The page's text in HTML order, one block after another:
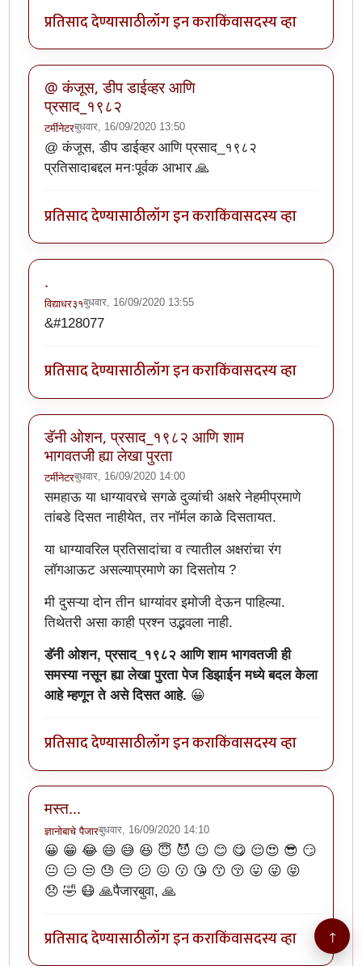
प्रतिसाद देण्यासाठीलॉग इन कराकिंवासदस्य व्हा
@ कंजूस, डीप डाईव्हर आणि
प्रसाद_१९८२
टर्मीनेटरबुधवार, 16/09/2020 13:50
@ कंजूस, डीप डाईव्हर आणि प्रसाद_१९८२
प्रतिसादाबद्दल मनःपूर्वक आभार 🙏
प्रतिसाद देण्यासाठीलॉग इन कराकिंवासदस्य व्हा
.
विद्याधर३१बुधवार, 16/09/2020 13:55
&#128077
प्रतिसाद देण्यासाठीलॉग इन कराकिंवासदस्य व्हा
डॅनी ओशन, प्रसाद_१९८२ आणि शाम
भागवतजी ह्या लेखा पुरता
टर्मीनेटरबुधवार, 16/09/2020 14:00
समहाऊ या धाग्यावरचे सगळे दुव्यांची अक्षरे नेहमीप्रमाणे
तांबडे दिसत नाहीयेत, तर नॉर्मल काळे दिसतायत.
या धाग्यावरिल प्रतिसादांचा व त्यातील अक्षरांचा रंग
लॉगआऊट असल्याप्रमाणे का दिसतोय ?
मी दुसऱ्या दोन तीन धाग्यांवर इमोजी देऊन पाहिल्या.
तिथेतरी असा काही प्रश्न उद्भवला नाही.
डॅनी ओशन, प्रसाद_१९८२ आणि शाम भागवतजी ही
समस्या नसून ह्या लेखा पुरता पेज डिझाईन मध्ये बदल केला
आहे म्हणून ते असे दिसत आहे. 😀
प्रतिसाद देण्यासाठीलॉग इन कराकिंवासदस्य व्हा
मस्त...
ज्ञानोबाचे पैजारबुधवार, 16/09/2020 14:10
😀 😁 😂 😄 😅 😆 😇 😈 😉 😊 😋 😌😍 😎 😏
😐 😑 😒 😓 😔 😕 😖 😗 😘 😙 😚 😛 😜 😝
😞 🤣 😷 🙏पैजारबुवा, 🙏
प्रतिसाद देण्यासाठीलॉग इन कराकिंवासदस्य व्हा ↑